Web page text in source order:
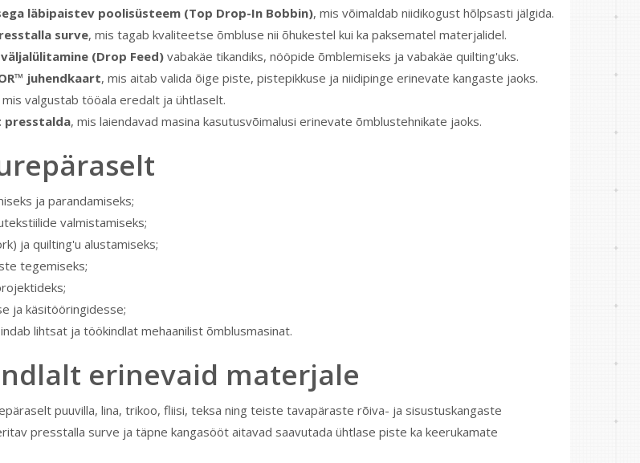
läbipaistev poolisüsteem (Top Drop-In Bobbin), mis võimaldab niidikogust hõlpsasti jälgida.
surve, mis tagab kvaliteetse õmbluse nii õhukestel kui ka paksematel materjalidel.
(Drop Feed)vabakäe tikandiks, nööpide õmblemiseks ja vabakäe quilting'uks.
juhendkaart, mis aitab valida õige piste, pistepikkuse ja niidipinge erinevate kangaste jaoks.
mis valgustab tööala eredalt ja ühtlaselt.
presstalda, mis laiendavad masina kasutusvõimalusi erinevate õmblustehnikate jaoks.
ja parandamiseks;
valmistamiseks;
ja quilting'u alustamiseks;
tegemiseks;
ja käsitööringidesse;
lihtsat ja töökindlat mehaanilist õmblusmasinat.
erinevaid materjale
puuvilla, lina, trikoo, fliisi, teksa ning teiste tavapäraste rõiva- ja sisustuskangaste
presstalla surve ja täpne kangasööt aitavad saavutada ühtlase piste ka keerukamate